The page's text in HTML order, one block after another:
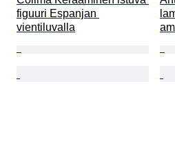
figuuri Espanjan
vientiluvalla